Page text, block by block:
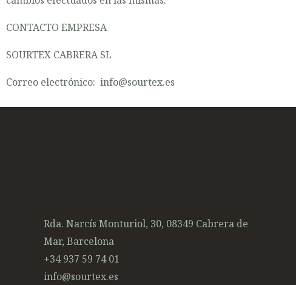
CONTACTO EMPRESA
SOURTEX CABRERA SL
Correo electrónico: info@sourtex.es
Rda. Narcís Monturiol, 30, 08349 Cabrera de
Mar, Barcelona
+34 937 59 74 01
info@sourtex.es